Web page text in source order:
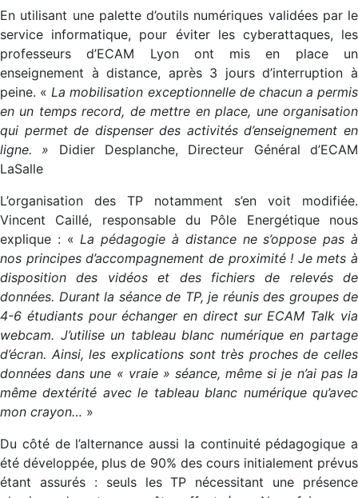
En utilisant une palette d’outils numériques validées par le
service informatique, pour éviter les cyberattaques, les
professeurs d’ECAM Lyon ont mis en place un
enseignement à distance, après 3 jours d’interruption à
peine. «La mobilisation exceptionnelle de chacun a permis
en un temps record, de mettre en place, une organisation
qui permet de dispenser des activités d’enseignement en
ligne. » Didier Desplanche, Directeur Général d’ECAM
LaSalle
L’organisation des TP notamment s’en voit modifiée.
Vincent Caillé, responsable du Pôle Energétique nous
explique : « La pédagogie à distance ne s’oppose pas à
nos principes d’accompagnement de proximité ! Je mets à
disposition des vidéos et des fichiers de relevés de
données. Durant la séance de TP, je réunis des groupes de
4-6 étudiants pour échanger en direct sur ECAM Talk via
webcam. J’utilise un tableau blanc numérique en partage
d’écran. Ainsi, les explications sont très proches de celles
données dans une « vraie » séance, même si je n’ai pas la
même dextérité avec le tableau blanc numérique qu’avec
mon crayon… »
Du côté de l’alternance aussi la continuité pédagogique a
été développée, plus de 90% des cours initialement prévus
étant assurés : seuls les TP nécessitant une présence